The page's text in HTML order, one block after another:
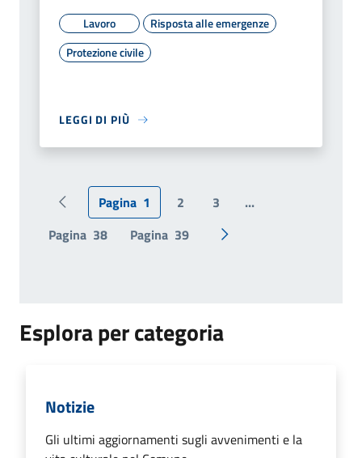
Lavoro
Risposta alle emergenze
Protezione civile
LEGGI DI PIÙ
Pagina precedente
Pagina 1 2 3
...
Pagina 38 Pagina 39 Pagina successiva
Esplora per categoria
Notizie
Gli ultimi aggiornamenti sugli avvenimenti e la